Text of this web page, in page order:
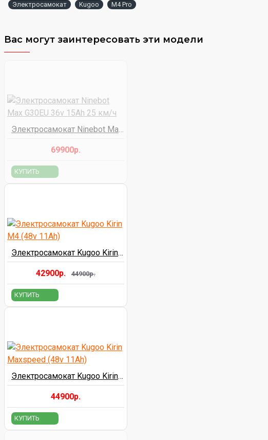
Электросамокат Kugoo М4 Pro
Вас могут заинтересовать эти модели
Электросамокат Ninebot Max G30EU 36v 15Ah 25 км/ч
69900р.
КУПИТЬ
Электросамокат Kugoo Kirin M4 (48v 11Ah)
42900р. 44900р.
КУПИТЬ
Электросамокат Kugoo Kirin Maxspeed (48v 11Ah)
44900р.
КУПИТЬ